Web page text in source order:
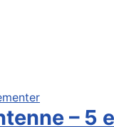
– 5